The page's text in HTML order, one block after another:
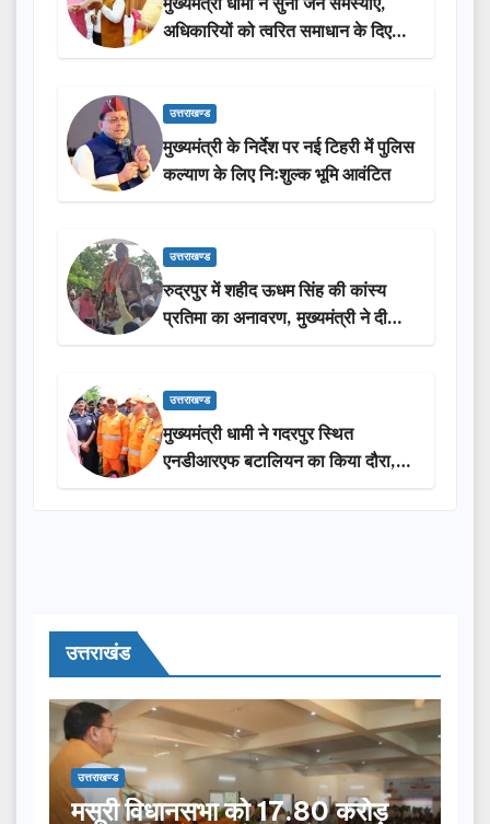
अधिकारियों को त्वरित समाधान के दिए
निर्देश
उत्तराखण्ड
मुख्यमंत्री के निर्देश पर नई टिहरी में पुलिस
कल्याण के लिए निःशुल्क भूमि आवंटित
उत्तराखण्ड
रुद्रपुर में शहीद ऊधम सिंह की कांस्य
प्रतिमा का अनावरण, मुख्यमंत्री ने दी
₹3.85 करोड़ की विकास परियोजनाओं
उत्तराखण्ड
मुख्यमंत्री धामी ने गदरपुर स्थित
एनडीआरएफ बटालियन का किया दौरा,
आपदा प्रबंधन तैयारियों का लिया जायजा
उत्तराखंड
उत्तराखण्ड
मसूरी विधानसभा को 17.80 करोड़